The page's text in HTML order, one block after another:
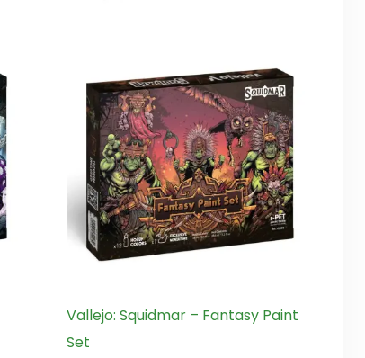
Vallejo: Squidmar – Fantasy Paint
Set